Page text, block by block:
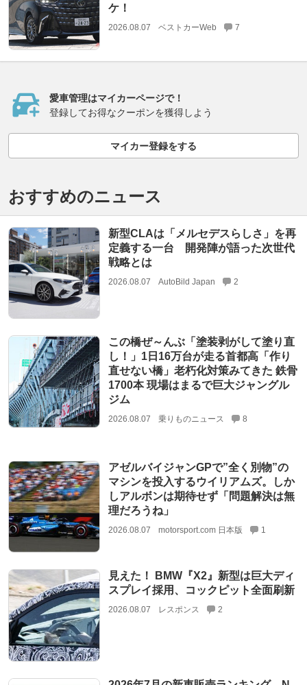
ケ！
2026.08.07 ベストカーWeb 7
愛車管理はマイカーページで！
登録してお得なクーポンを獲得しよう
マイカー登録をする
おすすめのニュース
新型CLAは「メルセデスらしさ」を再
定義する一台 開発陣が語った次世代
戦略とは
2026.08.07 AutoBild Japan 2
この橋ぜ～んぶ「塗装剥がして塗り直
し！」1日16万台が走る首都高「作り
直せない橋」老朽化対策みてきた 鉄骨
1700本 現場はまるで巨大ジャングル
ジム
2026.08.07 乗りものニュース 8
アゼルバイジャンGPで”全く別物”の
マシンを投入するウイリアムズ。しか
しアルボンは期待せず「問題解決は無
理だろうね」
2026.08.07 motorsport.com 日本版 1
見えた！ BMW『X2』新型は巨大ディ
スプレイ採用、コックピット全面刷新
2026.08.07 レスポンス 2